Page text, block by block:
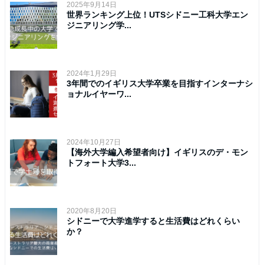
2025年9月14日
世界ランキング上位！UTSシドニー工科大学エン
ジニアリング学...
2024年1月29日
3年間でのイギリス大学卒業を目指すインターナシ
ョナルイヤーワ...
2024年10月27日
【海外大学編入希望者向け】イギリスのデ・モン
トフォート大学3...
2020年8月20日
シドニーで大学進学すると生活費はどれくらい
か？